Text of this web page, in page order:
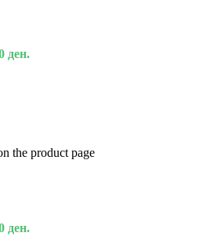
ден.
the product page
ден.